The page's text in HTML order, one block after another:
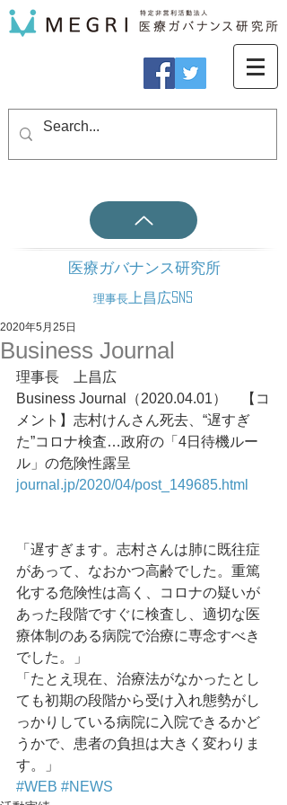
医療ガバナンス研究所
理事長 上昌広SNS
Business Journal
2020年5月25日
理事長　上昌広
Business Journal（2020.04.01）　【コ
メント】志村けんさん死去、“遅すぎ
た”コロナ検査…政府の「4日待機ルー
ル」の危険性露呈
journal.jp/2020/04/post_149685.html
「遅すぎます。志村さんは肺に既往症
があって、なおかつ高齢でした。重篤
化する危険性は高く、コロナの疑いが
あった段階ですぐに検査し、適切な医
療体制のある病院で治療に専念すべき
でした。」
「たとえ現在、治療法がなかったとし
ても初期の段階から受け入れ態勢がし
っかりしている病院に入院できるかど
うかで、患者の負担は大きく変わりま
す。」
#WEB #NEWS